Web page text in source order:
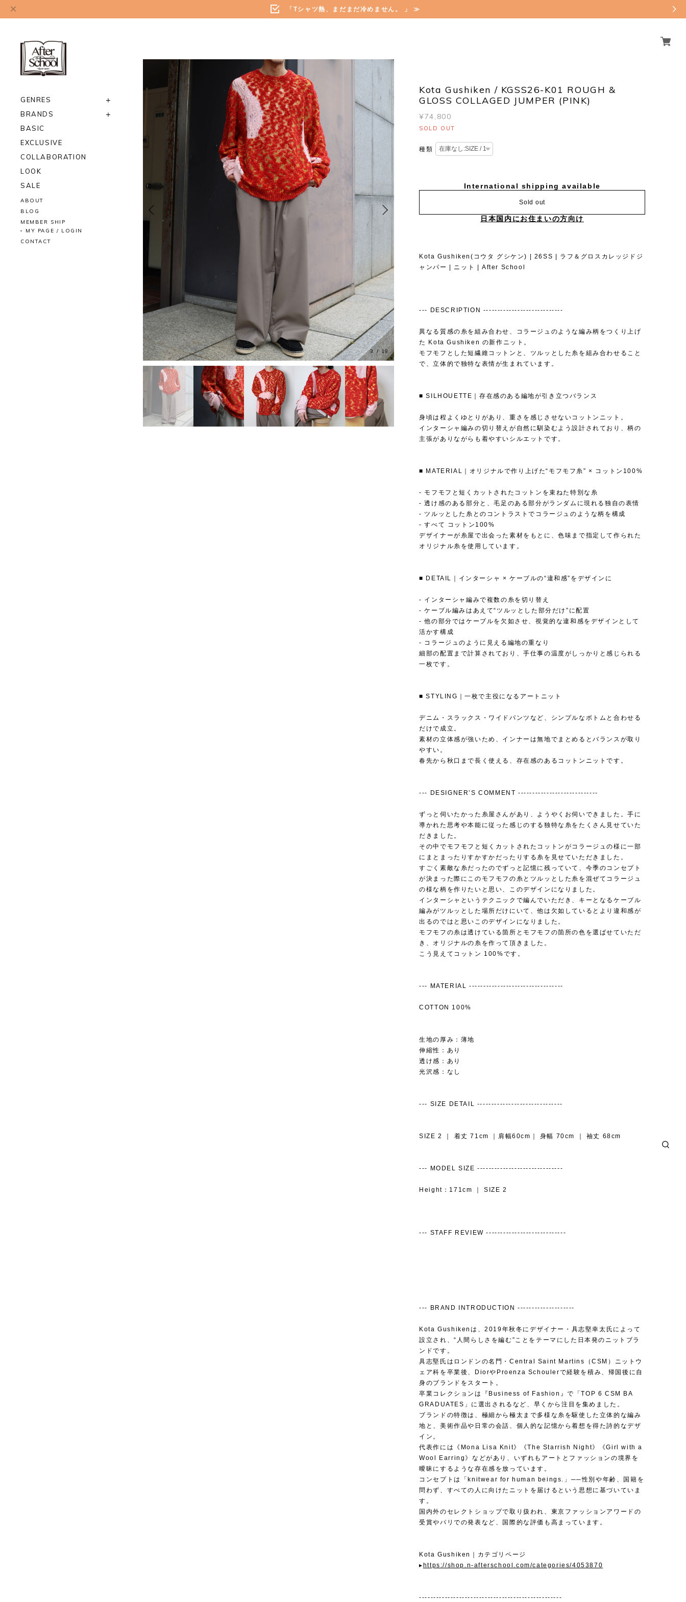
「Tシャツ熱、まだまだ冷めません。 」 ≫
GENRES
BRANDS
BASIC
EXCLUSIVE
COLLABORATION
LOOK
SALE
ABOUT
BLOG
MEMBER SHIP
MY PAGE / LOGIN
CONTACT
4/19
Kota Gushiken / KGSS26-K01 ROUGH &
GLOSS COLLAGED JUMPER (PINK)
¥74,800
SOLD OUT
種類
International shipping available
Sold out
日本国内にお住まいの方向け
Kota Gushiken(コウタ グシケン) | 26SS | ラフ＆グロスカレッジドジ
ャンパー | ニット | After School
--- DESCRIPTION ----------------------------
異なる質感の糸を組み合わせ、コラージュのような編み柄をつくり上げ
た Kota Gushiken の新作ニット。
モフモフとした短繊維コットンと、ツルッとした糸を組み合わせること
で、立体的で独特な表情が生まれています。
■ SILHOUETTE｜存在感のある編地が引き立つバランス
身頃は程よくゆとりがあり、重さを感じさせないコットンニット。
インターシャ編みの切り替えが自然に馴染むよう設計されており、柄の
主張がありながらも着やすいシルエットです。
■ MATERIAL｜オリジナルで作り上げた“モフモフ糸” × コットン100%
- モフモフと短くカットされたコットンを束ねた特別な糸
- 透け感のある部分と、毛足のある部分がランダムに現れる独自の表情
- ツルッとした糸とのコントラストでコラージュのような柄を構成
- すべて コットン100%
デザイナーが糸屋で出会った素材をもとに、色味まで指定して作られた
オリジナル糸を使用しています。
■ DETAIL｜インターシャ × ケーブルの“違和感”をデザインに
- インターシャ編みで複数の糸を切り替え
- ケーブル編みはあえて“ツルッとした部分だけ”に配置
- 他の部分ではケーブルを欠如させ、視覚的な違和感をデザインとして
活かす構成
- コラージュのように見える編地の重なり
細部の配置まで計算されており、手仕事の温度がしっかりと感じられる
一枚です。
■ STYLING｜一枚で主役になるアートニット
デニム・スラックス・ワイドパンツなど、シンプルなボトムと合わせる
だけで成立。
素材の立体感が強いため、インナーは無地でまとめるとバランスが取り
やすい。
春先から秋口まで長く使える、存在感のあるコットンニットです。
--- DESIGNER’S COMMENT ----------------------------
ずっと伺いたかった糸屋さんがあり、ようやくお伺いできました。手に
導かれた思考や本能に従った感じのする独特な糸をたくさん見せていた
だきました。
その中でモフモフと短くカットされたコットンがコラージュの様に一部
にまとまったりすかすかだったりする糸を見せていただきました。
すごく素敵な糸だったのでずっと記憶に残っていて、今季のコンセプト
が決まった際にこのモフモフの糸とツルッとした糸を混ぜてコラージュ
の様な柄を作りたいと思い、このデザインになりました。
インターシャというテクニックで編んでいただき、キーとなるケーブル
編みがツルッとした場所だけにいて、他は欠如しているとより違和感が
出るのではと思いこのデザインになりました。
モフモフの糸は透けている箇所とモフモフの箇所の色を選ばせていただ
き、オリジナルの糸を作って頂きました。
こう見えてコットン 100%です。
--- MATERIAL ---------------------------------
COTTON 100%
生地の厚み：薄地
伸縮性：あり
透け感：あり
光沢感：‪なし
--- SIZE DETAIL ------------------------------
SIZE 2 ｜ 着丈 71cm ｜肩幅60cm｜ 身幅 70cm ｜ 袖丈 68cm
--- MODEL SIZE ------------------------------
Height：171cm ｜ SIZE 2
--- STAFF REVIEW ----------------------------
--- BRAND INTRODUCTION --------------------
Kota Gushikenは、2019年秋冬にデザイナー・具志堅幸太氏によって
設立され、“人間らしさを編む”ことをテーマにした日本発のニットブラ
ンドです。
具志堅氏はロンドンの名門・Central Saint Martins（CSM）ニットウ
ェア科を卒業後、DiorやProenza Schoulerで経験を積み、帰国後に自
身のブランドをスタート。
卒業コレクションは『Business of Fashion』で「TOP 6 CSM BA
GRADUATES」に選出されるなど、早くから注目を集めました。
ブランドの特徴は、極細から極太まで多様な糸を駆使した立体的な編み
地と、美術作品や日常の会話、個人的な記憶から着想を得た詩的なデザ
イン。
代表作には《Mona Lisa Knit》《The Starrish Night》《Girl with a
Wool Earring》などがあり、いずれもアートとファッションの境界を
曖昧にするような存在感を放っています。
コンセプトは「knitwear for human beings.」──性別や年齢、国籍を
問わず、すべての人に向けたニットを届けるという思想に基づいていま
す。
国内外のセレクトショップで取り扱われ、東京ファッションアワードの
受賞やパリでの発表など、国際的な評価も高まっています。
Kota Gushiken｜カテゴリページ
▸ https://shop.n-afterschool.com/categories/4053870
--------------------------------------------------